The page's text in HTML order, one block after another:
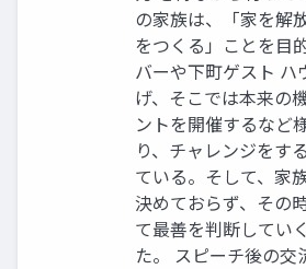
の家族は、「家を解
をつくる」ことを目
バーや下町ゲスト ハ
げ、そこでは本来の
ントを開催するなど
り、チャレンジをす
ている。そして、家
決めておらず、その
て最善を判断してい
た。 スピーチ後の交